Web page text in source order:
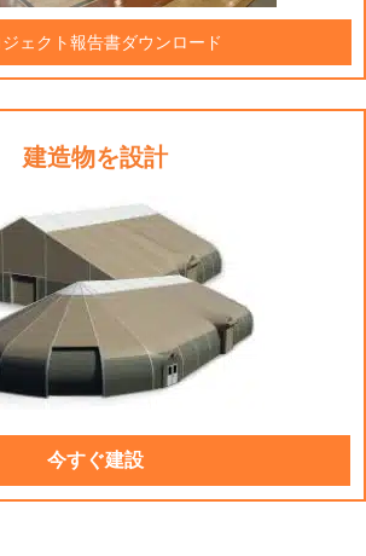
ェクト報告書ダウンロード
建造物を設計
今すぐ建設